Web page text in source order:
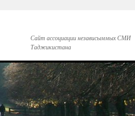
Сайт ассоциации независыммых СМИ
Таджикистана